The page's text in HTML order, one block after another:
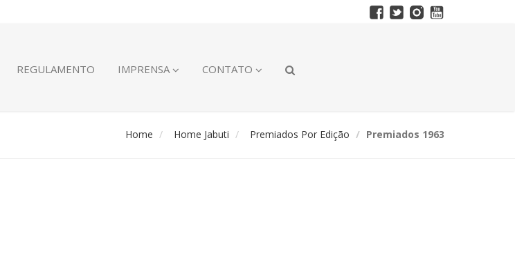
REGULAMENTO IMPRENSA CONTATO
Home Home Jabuti Premiados Por Edição Premiados 1963